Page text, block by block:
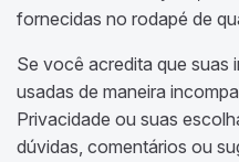
fornecidas no rodapé de
Se você acredita que suas
usadas de maneira
Privacidade ou suas
dúvidas, comentários ou